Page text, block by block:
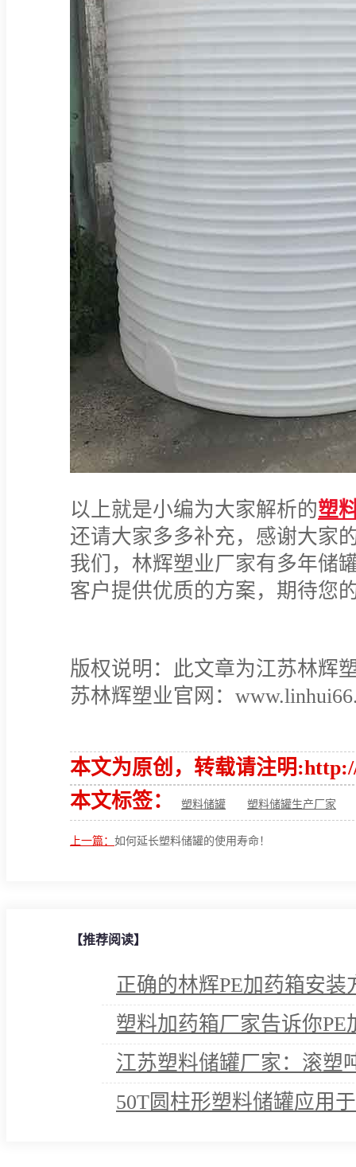
以上就是小编为大家解析的塑
还请大家多多补充，感谢大家
我们，林辉塑业厂家有多年储
客户提供优质的方案
版权说明：此文章为江苏林辉
苏林辉塑业官网：
本文为原创，转载请注明
本文标签：
塑料储罐 塑料储罐生产厂家
上一篇： 如何延长塑料储罐的使用寿命！
【推荐阅读】
正确的林辉PE加药箱安
塑料加药箱厂家告诉你
江苏塑料储罐厂家：滚塑
50T圆柱形塑料储罐应用